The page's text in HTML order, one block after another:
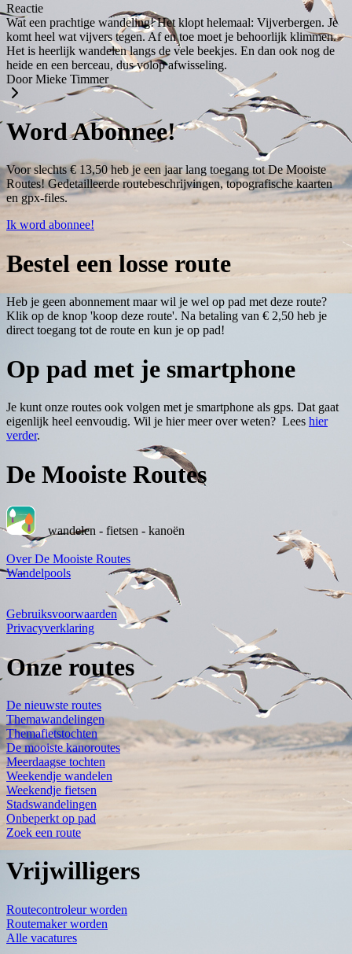
Reactie
Wat een prachtige wandeling! Het klopt helemaal: Vijverbergen. Je
komt heel wat vijvers tegen. Af en toe moet je behoorlijk klimmen.
Het is heerlijk wandelen langs de vele beekjes. En dan ook nog de
heide en een berceau, dus volop afwisseling.
Door Mieke Timmer
Word Abonnee!
Voor slechts € 13,50 heb je een jaar lang toegang tot De Mooiste
Routes! Gedetailleerde routebeschrijvingen, topografische kaarten
en gpx-files.
Ik word abonnee!
Bestel een losse route
Heb je geen abonnement maar wil je wel op pad met deze route?
Klik op de knop 'koop deze route'. Na betaling van € 2,50 heb je
direct toegang tot de route en kun je op pad!
Op pad met je smartphone
Je kunt onze routes ook volgen met je smartphone als gps. Dat gaat
eigenlijk heel eenvoudig. Wil je hier meer over weten? Lees hier
verder.
De Mooiste Routes
wandelen - fietsen - kanoën
Over De Mooiste Routes
Wandelpools
Gebruiksvoorwaarden
Privacyverklaring
Onze routes
De nieuwste routes
Themawandelingen
Themafietstochten
De mooiste kanoroutes
Meerdaagse tochten
Weekendje wandelen
Weekendje fietsen
Stadswandelingen
Onbeperkt op pad
Zoek een route
Vrijwilligers
Routecontroleur worden
Routemaker worden
Alle vacatures